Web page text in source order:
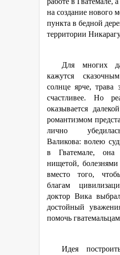
на создание нового
пункта в бедной
территории
Для многих
кажутся
солнце ярче, трава
счастливее. Но
оказывается
романтизмом
лично
Валикова: волею
в Гватемале, она
нищетой,
вместо того,
благам
доктор Вика
достойный
помочь
Идея